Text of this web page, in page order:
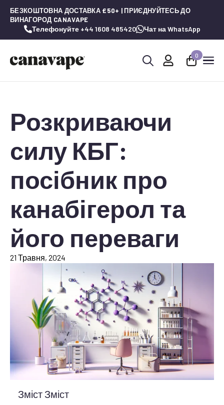
БЕЗКОШТОВНА ДОСТАВКА £50+ | ПРИЄДНУЙТЕСЬ ДО
ВИНАГОРОД CANAVAPE
Телефонуйте +44 1608 485420 Чат на WhatsApp
0
Розкриваючи
силу КБГ:
посібник про
канабігерол та
його переваги
21 Травня, 2024
Зміст Зміст